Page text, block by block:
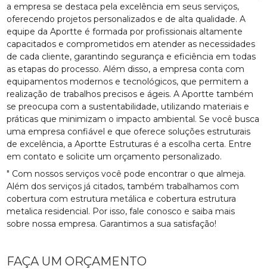
a empresa se destaca pela excelência em seus serviços,
oferecendo projetos personalizados e de alta qualidade. A
equipe da Aportte é formada por profissionais altamente
capacitados e comprometidos em atender as necessidades
de cada cliente, garantindo segurança e eficiência em todas
as etapas do processo. Além disso, a empresa conta com
equipamentos modernos e tecnológicos, que permitem a
realização de trabalhos precisos e ágeis. A Aportte também
se preocupa com a sustentabilidade, utilizando materiais e
práticas que minimizam o impacto ambiental. Se você busca
uma empresa confiável e que oferece soluções estruturais
de excelência, a Aportte Estruturas é a escolha certa. Entre
em contato e solicite um orçamento personalizado.
" Com nossos serviços você pode encontrar o que almeja.
Além dos serviços já citados, também trabalhamos com
cobertura com estrutura metálica e cobertura estrutura
metalica residencial. Por isso, fale conosco e saiba mais
sobre nossa empresa. Garantimos a sua satisfação!
FAÇA UM ORÇAMENTO